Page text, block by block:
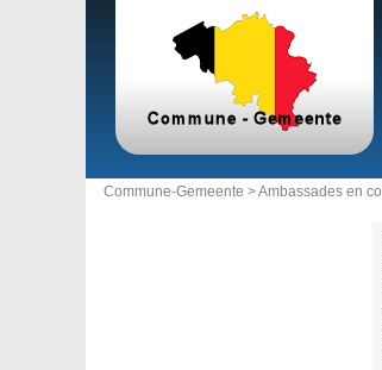
Commune-Gemeente >Ambassades en